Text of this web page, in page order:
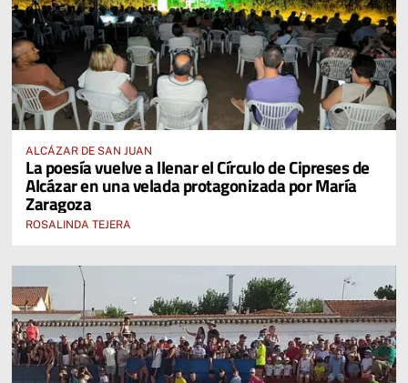
ALCÁZAR DE SAN JUAN
La poesía vuelve a llenar el Círculo de Cipreses de
Alcázar en una velada protagonizada por María
Zaragoza
ROSALINDA TEJERA